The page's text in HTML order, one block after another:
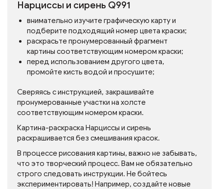
Нарциссы и сирень Q991
внимательно изучите графическую карту и
подберите подходящий номер цвета краски;
раскрасьте пронумерованный фрагмент
картины соответствующим номером краски;
перед использованием другого цвета,
промойте кисть водой и просушите;
Сверяясь с инструкцией, закрашивайте
пронумерованные участки на холсте
соответствующим номером краски.
Картина-раскраска Нарциссы и сирень
раскрашивается без смешивания красок.
В процессе рисования картины, важно не забывать,
что это творческий процесс. Вам не обязательно
строго следовать инструкции. Не бойтесь
экспериментировать! Например, создайте новые